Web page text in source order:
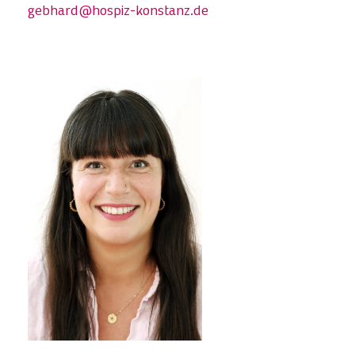
gebhard@hospiz-konstanz.de